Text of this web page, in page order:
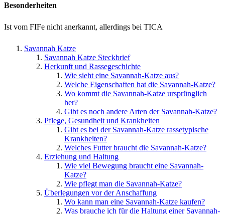
Besonderheiten
Ist vom FIFe nicht anerkannt, allerdings bei TICA
Savannah Katze
Savannah Katze Steckbrief
Herkunft und Rassegeschichte
Wie sieht eine Savannah-Katze aus?
Welche Eigenschaften hat die Savannah-Katze?
Wo kommt die Savannah-Katze ursprünglich
her?
Gibt es noch andere Arten der Savannah-Katze?
Pflege, Gesundheit und Krankheiten
Gibt es bei der Savannah-Katze rassetypische
Krankheiten?
Welches Futter braucht die Savannah-Katze?
Erziehung und Haltung
Wie viel Bewegung braucht eine Savannah-
Katze?
Wie pflegt man die Savannah-Katze?
Überlegungen vor der Anschaffung
Wo kann man eine Savannah-Katze kaufen?
Was brauche ich für die Haltung einer Savannah-